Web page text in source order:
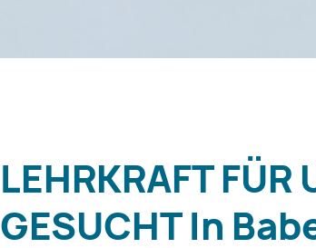
LEHRKRAFT FÜR
GESUCHT In